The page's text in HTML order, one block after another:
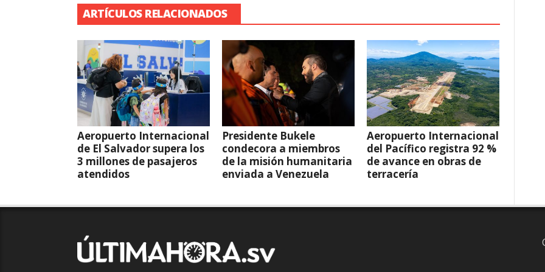
ARTÍCULOS RELACIONADOS
Aeropuerto Internacional
de El Salvador supera los
3 millones de pasajeros
atendidos
Presidente Bukele
condecora a miembros
de la misión humanitaria
enviada a Venezuela
Aeropuerto Internacional
del Pacífico registra 92 %
de avance en obras de
terracería